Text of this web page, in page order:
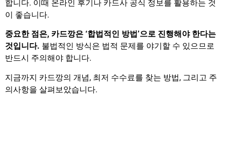
합니다. 이때 온라인 후기나 카드사 공식 정보를 활용하는 것
이 좋습니다.
중요한 점은, 카드깡은 ‘합법적인 방법’으로 진행해야 한다는
것입니다. 불법적인 방식은 법적 문제를 야기할 수 있으므로
반드시 주의해야 합니다.
지금까지 카드깡의 개념, 최저 수수료를 찾는 방법, 그리고 주
의사항을 살펴보았습니다.